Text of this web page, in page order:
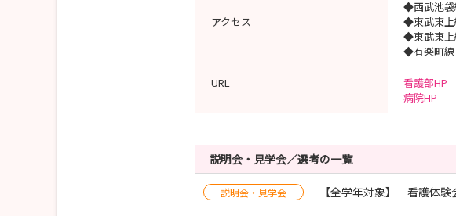
アクセス
◆西武池袋
◆東武東上
◆東武東上
◆有楽町線
URL
看護部HP
病院HP
説明会・見学会／選考の一覧
説明会・見学会 【全学年対象】 看護体験